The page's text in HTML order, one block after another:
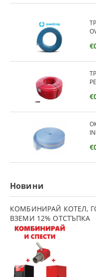
Новини
КОМБИНИРАЙ КОТЕЛ,
ВЗЕМИ 12% ОТСТЪПКА